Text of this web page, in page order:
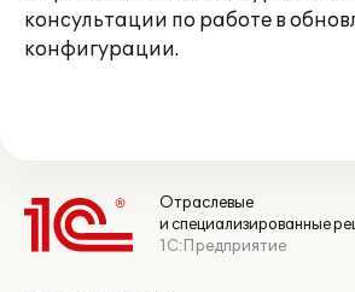
консультации по работе в
конфигурации.
Отраслевые
и специализированные
1С:Предприятие